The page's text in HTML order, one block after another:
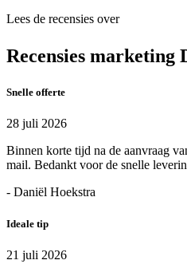
Lees de recensies over
Recensies marketing
Snelle offerte
28 juli 2026
Binnen korte tijd na de aanvraag
mail. Bedankt voor de snelle
- Daniël Hoekstra
Ideale tip
21 juli 2026